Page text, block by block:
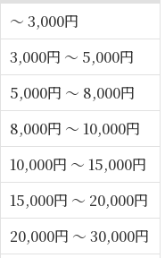
～ 3,000円
3,000円 ～ 5,000円
5,000円 ～ 8,000円
8,000円 ～ 10,000円
10,000円 ～ 15,000円
15,000円 ～ 20,000円
20,000円 ～ 30,000円